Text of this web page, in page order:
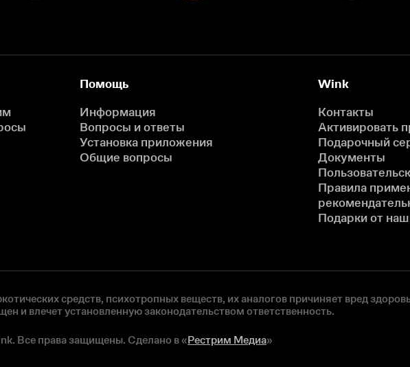
Помощь
Информация
Вопросы и ответы
Установка приложения
Общие вопросы
Wink
Контакты
Активировать
Подарочный
Документы
Правила
Подарки от
средств, психотропных веществ, их аналогов причиняет вред
и влечет установленную законодательством ответственность.
Все права защищены. Сделано в «Рестрим Медиа»